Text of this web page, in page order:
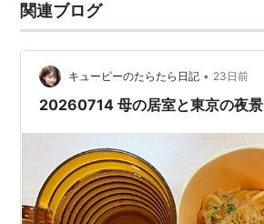
関連ブログ
キューピーのたらたら日記 • 23日前
20260714 母の居室と東京の夜景